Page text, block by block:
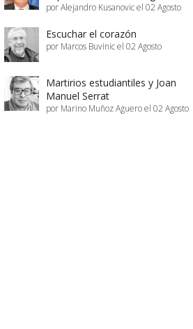
por Alejandro Kusanovic el 02 Agosto
Escuchar el corazón
por Marcos Buvinic el 02 Agosto
Martirios estudiantiles y Joan
Manuel Serrat
por Marino Muñoz Aguero el 02 Agosto